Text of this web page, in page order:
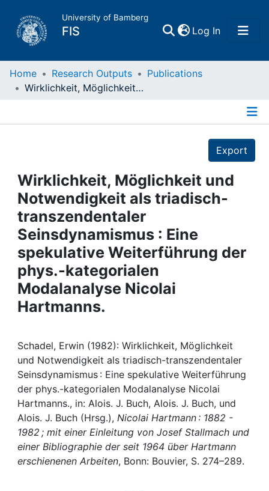
University of Bamberg
FIS Log In(current)
Home
Projects
People
Institutions
Awards
My FIS
Home Research Outputs
Publications
Wirklichkeit, Möglichkeit und Notwendigkeit als triadisch-transzendentaler Seinsdynamismus : Eine spekulative Weiterführung der phys.-kategorialen Modalanalyse Nicolai Hartmanns.
Export
Wirklichkeit, Möglichkeit und
Notwendigkeit als triadisch-
transzendentaler
Seinsdynamismus : Eine
spekulative Weiterführung der
phys.-kategorialen
Modalanalyse Nicolai
Hartmanns.
Schadel, Erwin (1982): Wirklichkeit, Möglichkeit
und Notwendigkeit als triadisch-transzendentaler
Seinsdynamismus : Eine spekulative Weiterführung
der phys.-kategorialen Modalanalyse Nicolai
Hartmanns., in: Alois. J. Buch, Alois. J. Buch, und
Alois. J. Buch (Hrsg.), Nicolai Hartmann : 1882 -
1982 ; mit einer Einleitung von Josef Stallmach und
einer Bibliographie der seit 1964 über Hartmann
erschienenen Arbeiten, Bonn: Bouvier, S. 274–289.